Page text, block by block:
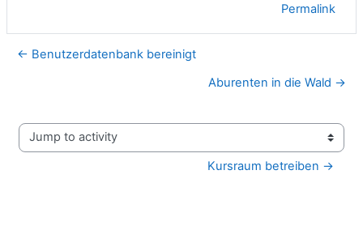
Permalink
← Benutzerdatenbank bereinigt
Aburenten in die Wald →
Jump to activity
Kursraum betreiben →